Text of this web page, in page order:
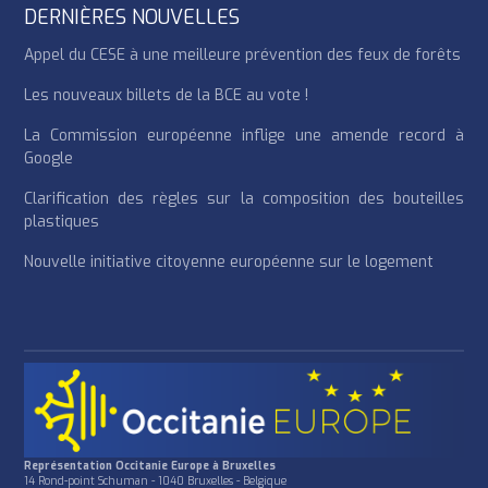
DERNIÈRES NOUVELLES
Appel du CESE à une meilleure prévention des feux de forêts
Les nouveaux billets de la BCE au vote !
La Commission européenne inflige une amende record à
Google
Clarification des règles sur la composition des bouteilles
plastiques
Nouvelle initiative citoyenne européenne sur le logement
Représentation Occitanie Europe à Bruxelles
14 Rond-point Schuman - 1040 Bruxelles - Belgique